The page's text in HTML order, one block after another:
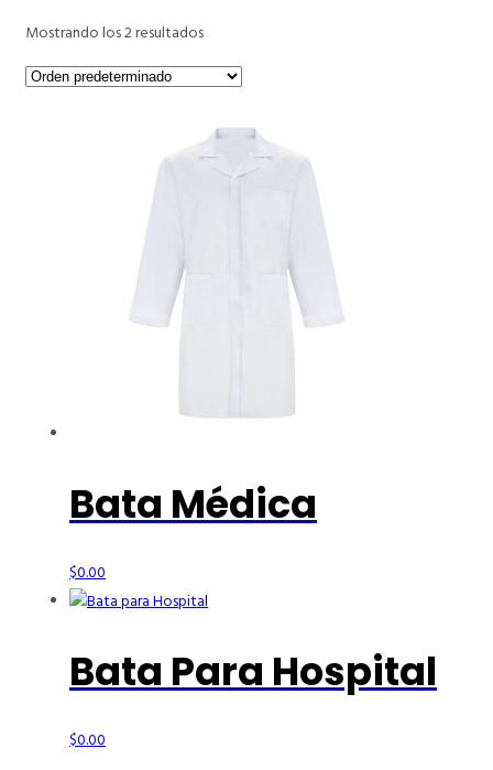
Mostrando los 2 resultados
Bata Médica
$0.00
Bata Para Hospital
$0.00